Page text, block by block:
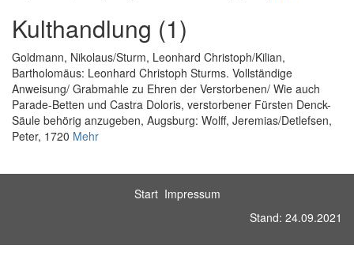
Kulthandlung (1)
Goldmann, Nikolaus/Sturm, Leonhard Christoph/Kilian,
Bartholomäus: Leonhard Christoph Sturms. Vollständige
Anweisung/ Grabmahle zu Ehren der Verstorbenen/ Wie auch
Parade-Betten und Castra Doloris, verstorbener Fürsten Denck-
Säule behörig anzugeben, Augsburg: Wolff, Jeremias/Detlefsen,
Peter, 1720 Mehr
Start Impressum
Stand: 24.09.2021